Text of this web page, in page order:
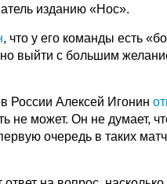
изданию «Нос».
, что у его команды есть
выйти с большим
России Алексей Игонин
не может. Он не думает,
очередь в таких